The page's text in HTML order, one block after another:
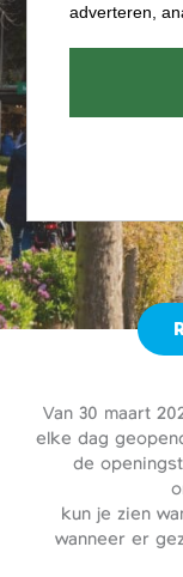
Van 30 maart
elke dag
de
kun je zien
wanneer er
adverteren,